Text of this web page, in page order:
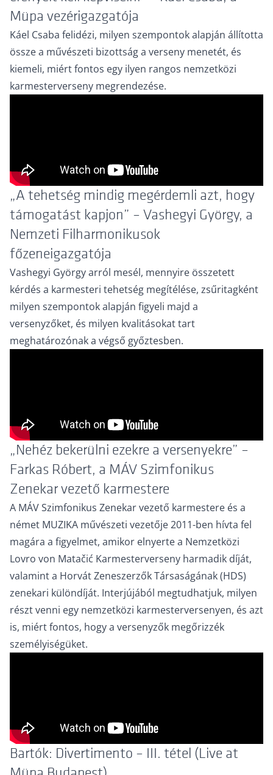
Müpa vezérigazgatója
Káel Csaba felidézi, milyen szempontok alapján állította
össze a művészeti bizottság a verseny menetét, és
kiemeli, miért fontos egy ilyen rangos nemzetközi
karmesterverseny megrendezése.
„A tehetség mindig megérdemli azt, hogy
támogatást kapjon” – Vashegyi György, a
Nemzeti Filharmonikusok
főzeneigazgatója
Vashegyi György arról mesél, mennyire összetett
kérdés a karmesteri tehetség megítélése, zsűritagként
milyen szempontok alapján figyeli majd a
versenyzőket, és milyen kvalitásokat tart
meghatározónak a végső győztesben.
„Nehéz bekerülni ezekre a versenyekre” –
Farkas Róbert, a MÁV Szimfonikus
Zenekar vezető karmestere
A MÁV Szimfonikus Zenekar vezető karmestere és a
német MUZIKA művészeti vezetője 2011-ben hívta fel
magára a figyelmet, amikor elnyerte a Nemzetközi
Lovro von Matačić Karmesterverseny harmadik díját,
valamint a Horvát Zeneszerzők Társaságának (HDS)
zenekari különdíját. Interjújából megtudhatjuk, milyen
részt venni egy nemzetközi karmesterversenyen, és azt
is, miért fontos, hogy a versenyzők megőrizzék
személyiségüket.
Bartók: Divertimento – III. tétel (Live at